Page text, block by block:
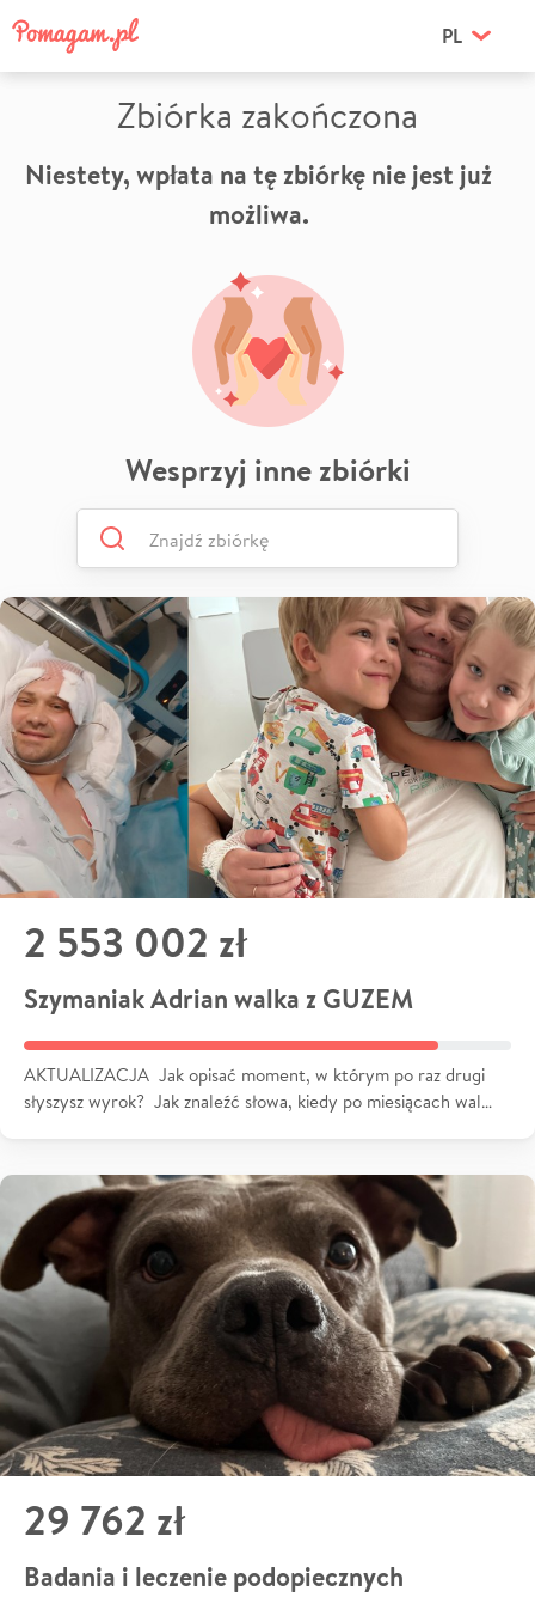
PL
Zbiórka zakończona
Niestety, wpłata na tę zbiórkę nie jest już
możliwa.
Wesprzyj inne zbiórki
2 553 002 zł
Szymaniak Adrian walka z GUZEM
AKTUALIZACJA Jak opisać moment, w którym po raz drugi
słyszysz wyrok? Jak znaleźć słowa, kiedy po miesiącach wal…
29 762 zł
Badania i leczenie podopiecznych